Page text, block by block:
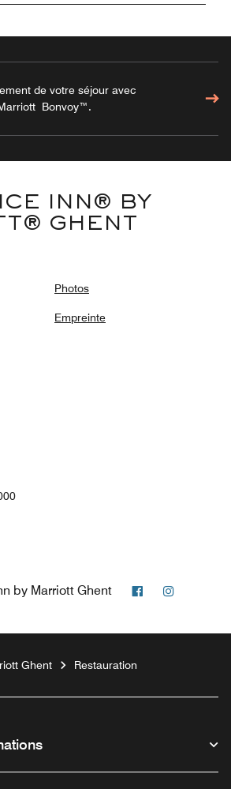
de votre séjour avec
Bonvoy™.
INN® BY
GHENT
Photos
Empreinte
by Marriott Ghent Facebook
Ghent Restauration